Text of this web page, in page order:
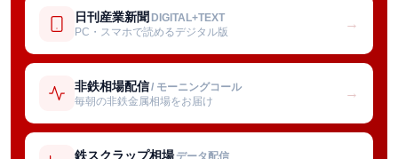
日刊産業新聞 DIGITAL+TEXT
PC・スマホで読めるデジタル版
→
非鉄相場配信/ モーニングコール
毎朝の非鉄金属相場をお届け
→
鉄スクラップ相場 データ配信